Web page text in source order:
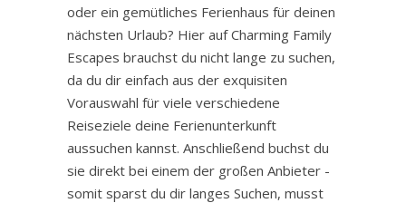
oder ein gemütliches Ferienhaus für deinen
nächsten Urlaub? Hier auf Charming Family
Escapes brauchst du nicht lange zu suchen,
da du dir einfach aus der exquisiten
Vorauswahl für viele verschiedene
Reiseziele deine Ferienunterkunft
aussuchen kannst. Anschließend buchst du
sie direkt bei einem der großen Anbieter -
somit sparst du dir langes Suchen, musst